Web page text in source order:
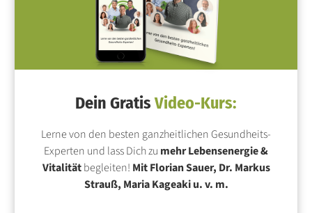
Dein GratisVideo-Kurs:
Lerne von den besten ganzheitlichen Gesundheits-
Experten und lass Dich zu mehr Lebensenergie &
Vitalitätbegleiten! Mit Florian Sauer, Dr. Markus
Strauß, Maria Kageaki u. v. m.